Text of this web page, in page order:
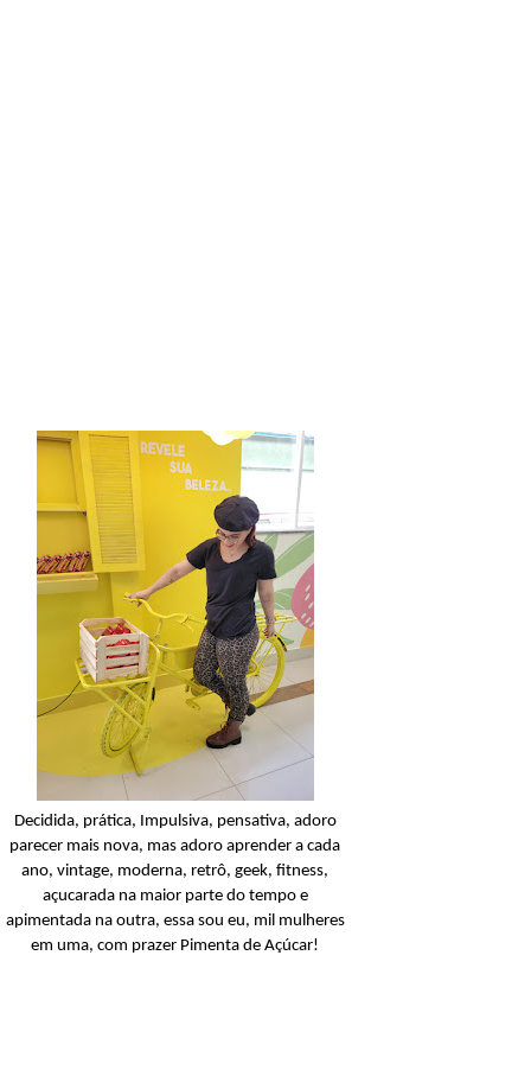
Condicionador
Açucarando: Shampoo
Condicionador Novex
Decidida, prática, Impulsiva, pensativa, adoro
parecer mais nova, mas adoro aprender a cada
ano, vintage, moderna, retrô, geek, fitness,
açucarada na maior parte do tempo e
apimentada na outra, essa sou eu, mil mulheres
em uma, com prazer Pimenta de Açúcar!